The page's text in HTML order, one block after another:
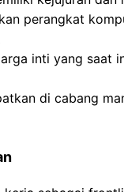
perangkat
inti yang saat
di cabang